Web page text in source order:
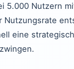
5.000 Nutzern
Nutzungsrate
eine